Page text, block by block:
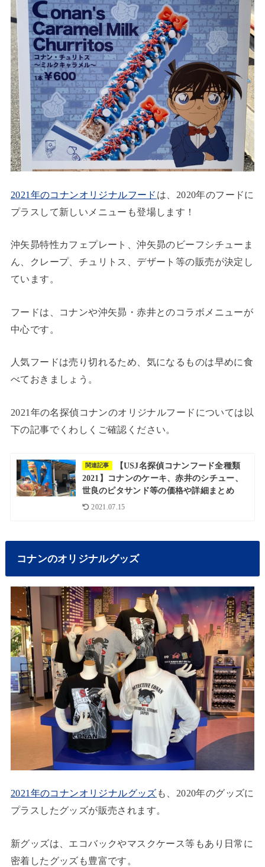
2021年のコナンオリジナルフード は、2020年のフードに
プラスして新しいメニューも登場します！
沖矢昴特性カフェプレート、沖矢昴のビーフシチューま
ん、クレープ、チュリトス、デザート等の販売が決定し
ています。
フードは、コナンや沖矢昴・赤井とのコラボメニューが
中心です。
人気フードは売り切れるため、気になるものは早めに食
べておきましょう。
2021年の名探偵コナンのオリジナルフードについては以
下の記事でくわしくご確認ください。
関連記事
【USJ名探偵コナンフード全種類
2021】コナンのケーキ、赤井のシチュー、
世良のピタサンド等の価格や詳細まとめ
2021.07.15
コナンのオリジナルグッズ
2021年のコナンオリジナルグッズ も、2020年のグッズに
プラスしたグッズが販売されます。
新グッズは、エコバックやマスクケース等もあり日常に
密着したグッズも豊富です。